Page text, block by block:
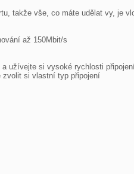
takže vše, co máte udělat vy, je
až 150Mbit/s
užívejte si vysoké rychlosti
zvolit si vlastní typ připojení